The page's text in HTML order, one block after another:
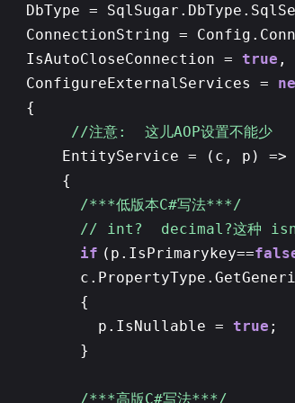
DbType =
ConnectionString =
IsAutoCloseConnection = true ,
ConfigureExternalServices =
{
//注意: 这儿AOP设置不能少
EntityService = (c, p) =>
{
/***低版本C#写法***/
// int? decimal?这种
if (p.IsPrimarykey==
{
p.IsNullable = true ;
}
/***高版C#写法***/